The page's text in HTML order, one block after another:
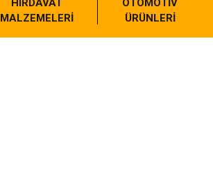
MALZEMELERİ
ÜRÜNLERİ